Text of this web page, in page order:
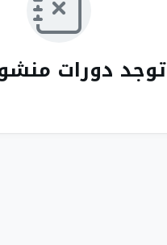
توجد دورات